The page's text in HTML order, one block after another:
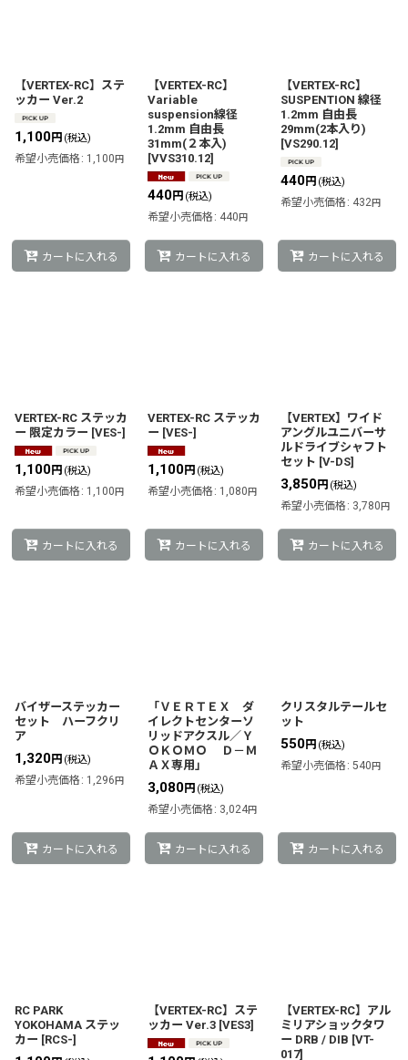
【VERTEX-RC】ステ
ッカー Ver.2
1,100円 (税込)
希望小売価格 : 1,100円
カートに入れる
【VERTEX-RC】
Variable
suspension線径
1.2mm 自由長
31mm(２本入)
[VVS310.12]
440円 (税込)
希望小売価格 : 440円
カートに入れる
【VERTEX-RC】
SUSPENTION 線径
1.2mm 自由長
29mm(2本入り)
[VS290.12]
440円 (税込)
希望小売価格 : 432円
カートに入れる
VERTEX-RC ステッカ
ー 限定カラー [VES-]
1,100円 (税込)
希望小売価格 : 1,100円
カートに入れる
VERTEX-RC ステッカ
ー [VES-]
1,100円 (税込)
希望小売価格 : 1,080円
カートに入れる
【VERTEX】ワイド
アングルユニバーサ
ルドライブシャフト
セット [V-DS]
3,850円 (税込)
希望小売価格 : 3,780円
カートに入れる
バイザーステッカー
セット ハーフクリ
ア
1,320円 (税込)
希望小売価格 : 1,296円
カートに入れる
「ＶＥＲＴＥＸ ダ
イレクトセンターソ
リッドアクスル／Ｙ
ＯＫＯＭＯ Ｄ－Ｍ
ＡＸ専用」
3,080円 (税込)
希望小売価格 : 3,024円
カートに入れる
クリスタルテールセ
ット
550円 (税込)
希望小売価格 : 540円
カートに入れる
RC PARK
YOKOHAMA ステッ
カー [RCS-]
【VERTEX-RC】ステ
ッカー Ver.3 [VES3]
【VERTEX-RC】アル
ミリアショックタワ
ー DRB / DIB [VT-
017]